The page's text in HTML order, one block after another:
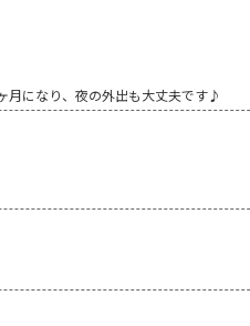
月になり、夜の外出も大丈夫です♪